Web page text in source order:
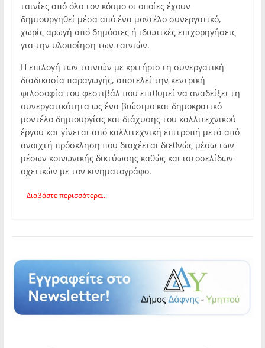
ταινίες από όλο τον κόσμο οι οποίες έχουν
δημιουργηθεί μέσα από ένα μοντέλο συνεργατικό,
χωρίς αρωγή από δημόσιες ή ιδιωτικές επιχορηγήσεις
για την υλοποίηση των ταινιών.
Η επιλογή των ταινιών με κριτήριο τη συνεργατική
διαδικασία παραγωγής, αποτελεί την κεντρική
φιλοσοφία του φεστιβάλ που επιθυμεί να αναδείξει τη
συνεργατικότητα ως ένα βιώσιμο και δημοκρατικό
μοντέλο δημιουργίας και διάχυσης του καλλιτεχνικού
έργου και γίνεται από καλλιτεχνική επιτροπή μετά από
ανοιχτή πρόσκληση που διαχέεται διεθνώς μέσω των
μέσων κοινωνικής δικτύωσης καθώς και ιστοσελίδων
σχετικών με τον κινηματογράφο.
Διαβάστε περισσότερα...